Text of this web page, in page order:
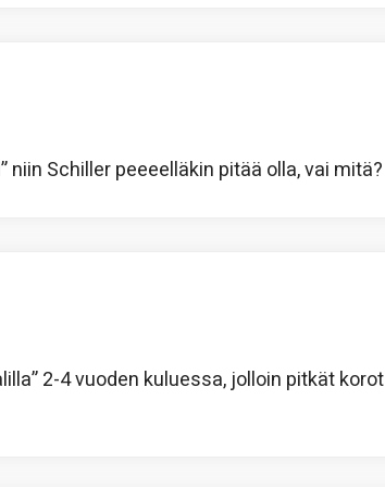
Schiller peeeelläkin pitää olla, vai mitä?
2-4 vuoden kuluessa, jolloin pitkät korot